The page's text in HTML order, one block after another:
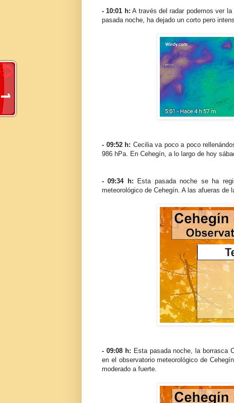
- 10:01 h: A través del radar podemos ver
pasada noche, ha dejado un corto pero
- 09:52 h: Cecilia va poco a poco
986 hPa. En Cehegín, a lo largo de hoy
- 09:34 h: Esta pasada noche se ha
meteorológico de Cehegín. A las afueras de
- 09:08 h: Esta pasada noche, la borrasca
en el observatorio meteorológico de
moderado a fuerte.